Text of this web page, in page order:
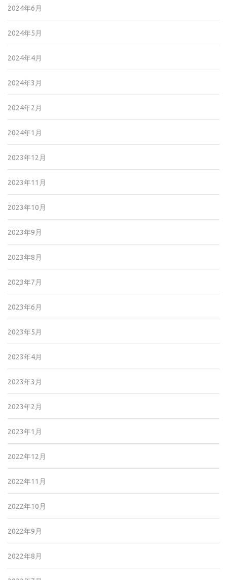
2024年6月
2024年5月
2024年4月
2024年3月
2024年2月
2024年1月
2023年12月
2023年11月
2023年10月
2023年9月
2023年8月
2023年7月
2023年6月
2023年5月
2023年4月
2023年3月
2023年2月
2023年1月
2022年12月
2022年11月
2022年10月
2022年9月
2022年8月